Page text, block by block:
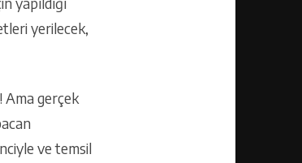
yerilecek,
Ama gerçek
ve temsil